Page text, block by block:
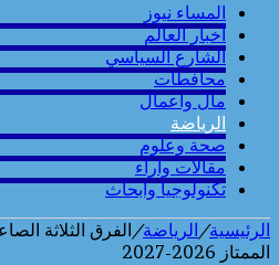
المساء نيوز
أخبار العالم
الشارع السياسي
محافطات
مال واعمال
الرياضة
صحة وعلوم
مقالات وارآء
تكنولوجيا وابحاث
الرئيسية/الرياضة/الفرق الثلاثة
الممتاز 2026-2027